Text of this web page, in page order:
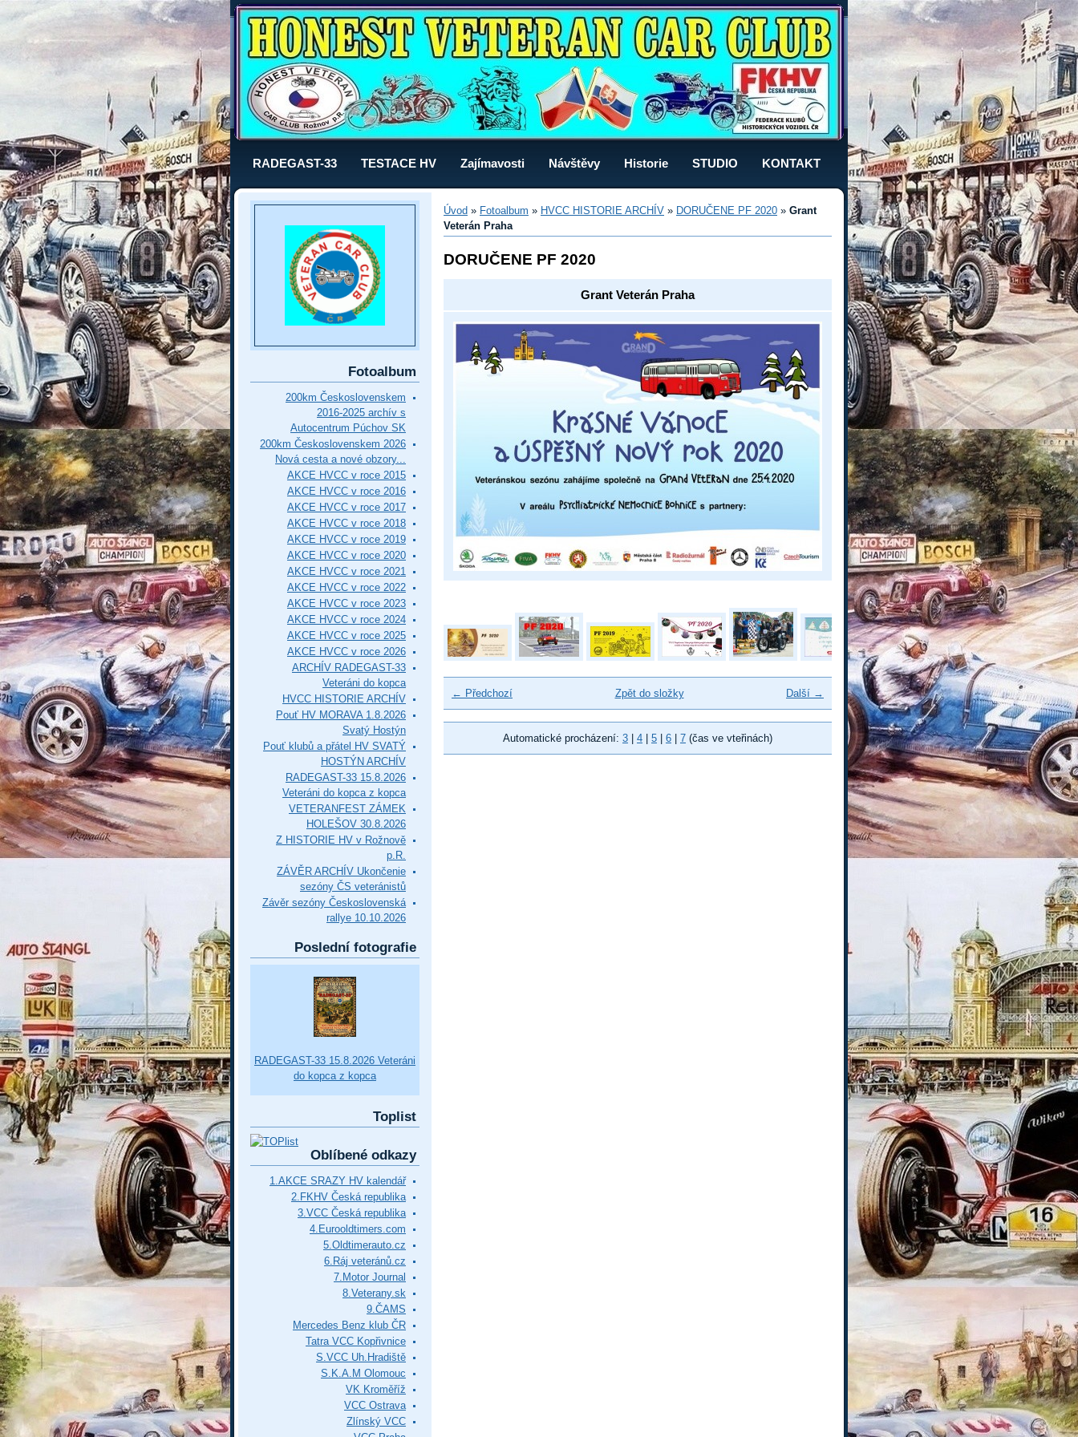
RADEGAST-33 TESTACE HV Zajímavosti Návštěvy Historie STUDIO KONTAKT
Úvod » Fotoalbum » HVCC HISTORIE ARCHÍV » DORUČENE PF 2020 » Grant
Veterán Praha
DORUČENE PF 2020
Grant Veterán Praha
← Předchozí Další →
Zpět do složky
Automatické procházení: 3 4 5 6 7 (čas ve vteřinách)
Fotoalbum
200km Československem
2016-2025 archív s
Autocentrum Púchov SK
200km Československem 2026
Nová cesta a nové obzory...
AKCE HVCC v roce 2015
AKCE HVCC v roce 2016
AKCE HVCC v roce 2017
AKCE HVCC v roce 2018
AKCE HVCC v roce 2019
AKCE HVCC v roce 2020
AKCE HVCC v roce 2021
AKCE HVCC v roce 2022
AKCE HVCC v roce 2023
AKCE HVCC v roce 2024
AKCE HVCC v roce 2025
AKCE HVCC v roce 2026
ARCHÍV RADEGAST-33
Veteráni do kopca
HVCC HISTORIE ARCHÍV
Pouť HV MORAVA 1.8.2026
Svatý Hostýn
Pouť klubů a přátel HV SVATÝ
HOSTÝN ARCHÍV
RADEGAST-33 15.8.2026
Veteráni do kopca z kopca
VETERANFEST ZÁMEK
HOLEŠOV 30.8.2026
Z HISTORIE HV v Rožnově
p.R.
ZÁVĚR ARCHÍV Ukončenie
sezóny ČS veteránistů
Závěr sezóny Československá
rallye 10.10.2026
Poslední fotografie
RADEGAST-33 15.8.2026 Veteráni
do kopca z kopca
Toplist
Oblíbené odkazy
1.AKCE SRAZY HV kalendář
2.FKHV Česká republika
3.VCC Česká republika
4.Eurooldtimers.com
5.Oldtimerauto.cz
6.Ráj veteránů.cz
7.Motor Journal
8.Veterany.sk
9.ČAMS
Mercedes Benz klub ČR
Tatra VCC Kopřivnice
S.VCC Uh.Hradiště
S.K.A.M Olomouc
VK Kroměříž
VCC Ostrava
Zlínský VCC